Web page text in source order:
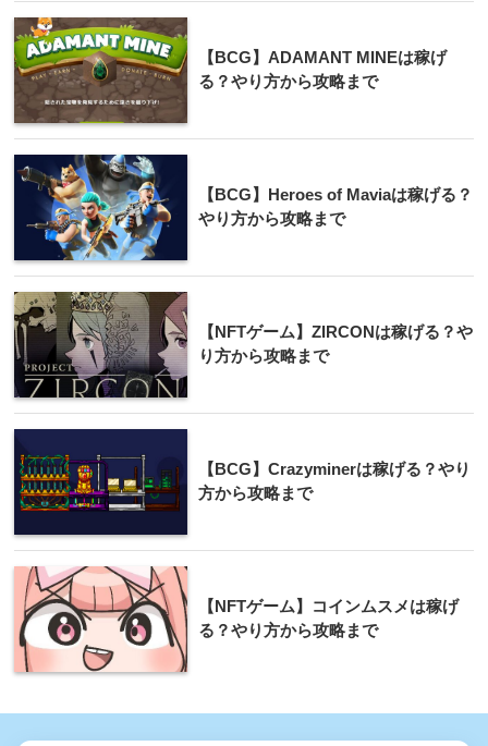
【BCG】ADAMANT MINEは稼げ
る？やり方から攻略まで
【BCG】Heroes of Maviaは稼げる？
やり方から攻略まで
【NFTゲーム】ZIRCONは稼げる？や
り方から攻略まで
【BCG】Crazyminerは稼げる？やり
方から攻略まで
【NFTゲーム】コインムスメは稼げ
る？やり方から攻略まで